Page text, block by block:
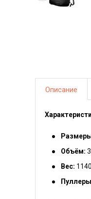
Описание
Объём:
Вес: